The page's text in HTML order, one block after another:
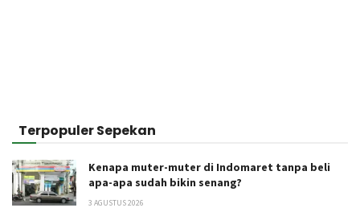
Terpopuler Sepekan
Kenapa muter-muter di Indomaret tanpa beli
apa-apa sudah bikin senang?
3 AGUSTUS 2026